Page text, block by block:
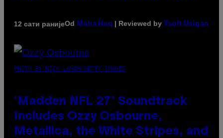
12 сати ранијеOd Maha Haq | Reviewed by Ysolt Usigan
PHOTO BY NICK LAHAM/GETTY IMAGES
‘Madden NFL 27’ Soundtrack
Includes Ozzy Osbourne,
Metallica, the White Stripes, and